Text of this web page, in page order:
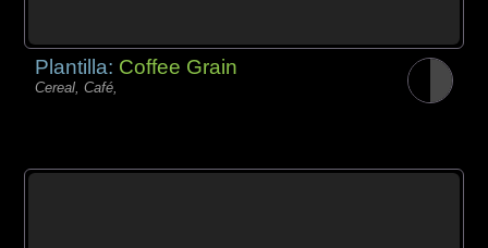
Plantilla: Coffee Grain
Cereal, Café,